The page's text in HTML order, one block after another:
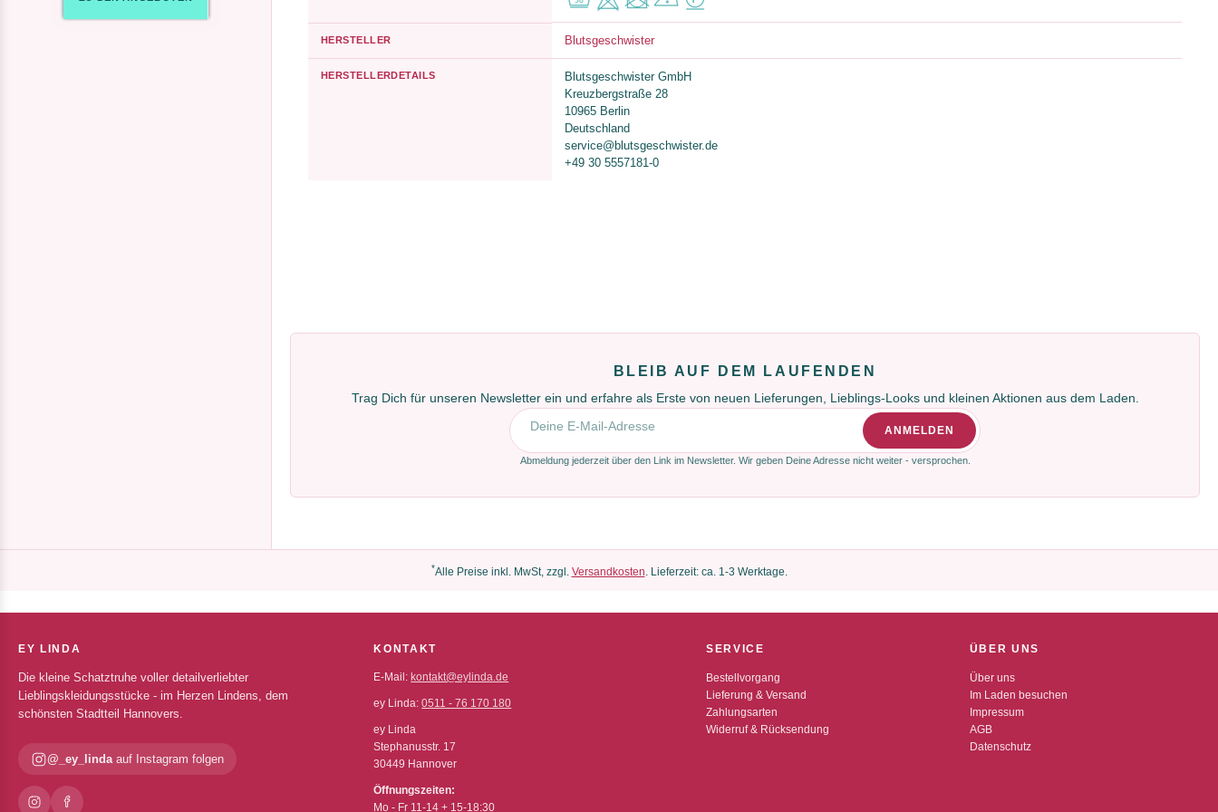
HERSTELLER Blutsgeschwister
HERSTELLERDETAILS
Blutsgeschwister GmbH
Kreuzbergstraße 28
10965 Berlin
Deutschland
service@blutsgeschwister.de
+49 30 5557181-0
BLEIB AUF DEM LAUFENDEN
Trag Dich für unseren Newsletter ein und erfahre als Erste von neuen Lieferungen, Lieblings-Looks und kleinen Aktionen aus dem Laden.
E-Mail-Adresse
ANMELDEN
Abmeldung jederzeit über den Link im Newsletter. Wir geben Deine Adresse nicht weiter - versprochen.
*Alle Preise inkl. MwSt, zzgl. Versandkosten. Lieferzeit: ca. 1-3 Werktage.
EY LINDA
Die kleine Schatztruhe voller detailverliebter
Lieblingskleidungsstücke - im Herzen Lindens, dem
schönsten Stadtteil Hannovers.
@_ey_lindaauf Instagram folgen
KONTAKT
E-Mail: kontakt@eylinda.de
ey Linda:0511 - 76 170 180
ey Linda
Stephanusstr. 17
30449 Hannover
Öffnungszeiten:
Mo - Fr 11-14 + 15-18:30
SERVICE
Bestellvorgang
Lieferung & Versand
Zahlungsarten
Widerruf & Rücksendung
ÜBER UNS
Über uns
Im Laden besuchen
Impressum
AGB
Datenschutz